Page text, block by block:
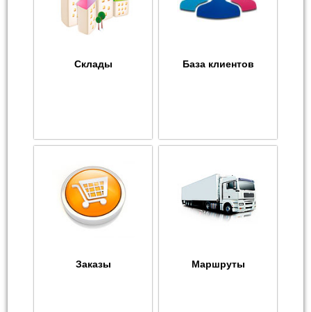
Склады База клиентов
Заказы Маршруты